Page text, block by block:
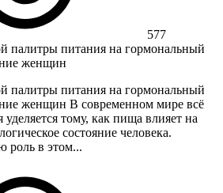
577
палитры питания на гормональный
женщин
палитры питания на гормональный
женщин В современном мире всё
тому, как пища влияет на
состояние человека.
роль в этом...